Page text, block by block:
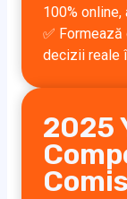
100%
✅
decizii reale
2025